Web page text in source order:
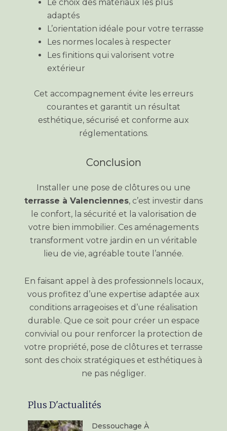
Le choix des matériaux les plus
adaptés
L’orientation idéale pour votre terrasse
Les normes locales à respecter
Les finitions qui valorisent votre
extérieur
Cet accompagnement évite les erreurs
courantes et garantit un résultat
esthétique, sécurisé et conforme aux
réglementations.
Conclusion
Installer une pose de clôtures ou une
terrasse à Valenciennes, c’est investir dans
le confort, la sécurité et la valorisation de
votre bien immobilier. Ces aménagements
transforment votre jardin en un véritable
lieu de vie, agréable toute l’année.
En faisant appel à des professionnels locaux,
vous profitez d’une expertise adaptée aux
conditions arrageoises et d’une réalisation
durable. Que ce soit pour créer un espace
convivial ou pour renforcer la protection de
votre propriété, pose de clôtures et terrasse
sont des choix stratégiques et esthétiques à
ne pas négliger.
Plus D'actualités
Dessouchage À